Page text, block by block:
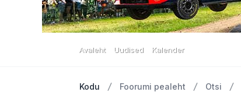
Avaleht Uudised Kalender
Kodu Foorumi pealeht Otsi